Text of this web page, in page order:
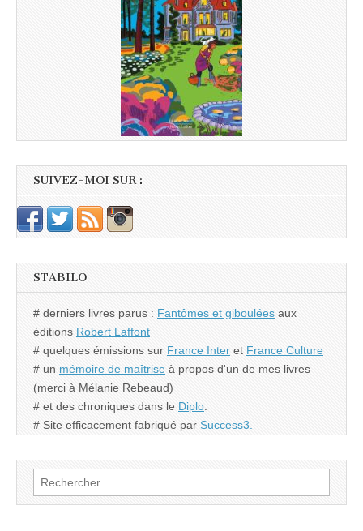
SUIVEZ-MOI SUR :
STABILO
# derniers livres parus : Fantômes et giboulées aux
éditions Robert Laffont
# quelques émissions sur France Inter et France Culture
# un mémoire de maîtrise à propos d'un de mes livres
(merci à Mélanie Rebeaud)
# et des chroniques dans le Diplo
# Site efficacement fabriqué par Success3.
Rechercher :